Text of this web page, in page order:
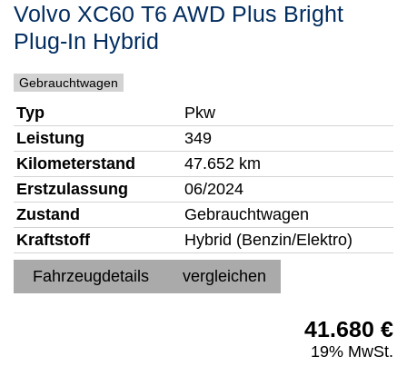
Volvo XC60 T6 AWD Plus Bright
Plug-In Hybrid
Gebrauchtwagen
Typ
Pkw
Leistung
349
Kilometerstand
47.652 km
Erstzulassung
06/2024
Zustand
Gebrauchtwagen
Kraftstoff
Hybrid (Benzin/Elektro)
Fahrzeugdetails
vergleichen
41.680 €
19% MwSt.